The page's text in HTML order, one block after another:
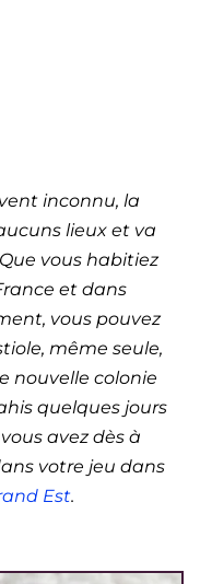
inconnu, la
lieux et va
vous habitiez
et dans
vous pouvez
même seule,
nouvelle colonie
quelques jours
avez dès à
votre jeu dans
Est.